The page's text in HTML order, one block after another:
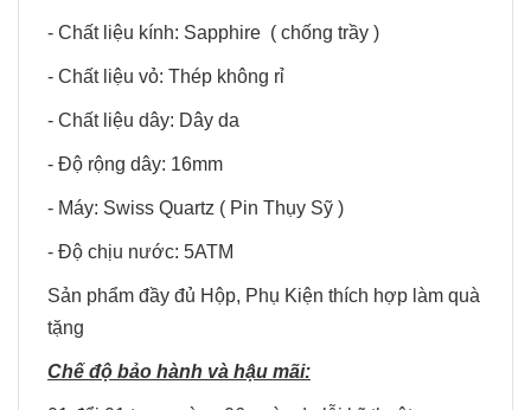
- Chất liệu kính: Sapphire ( chống trầy )
- Chất liệu vỏ: Thép không rỉ
- Chất liệu dây: Dây da
- Độ rộng dây: 16mm
- Máy: Swiss Quartz ( Pin Thụy Sỹ )
- Độ chịu nước: 5ATM
Sản phẩm đầy đủ Hộp, Phụ Kiện thích hợp làm quà
tặng
Chế độ bảo hành và hậu mãi: